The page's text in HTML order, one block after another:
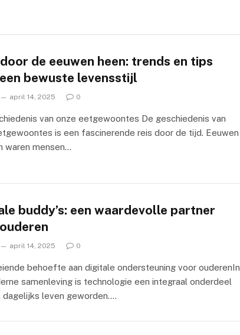
de eeuwen heen: trends en tips
bewuste levensstijl
april 14, 2025 0
van onze eetgewoontes De geschiedenis van
is een fascinerende reis door de tijd. Eeuwen
waren mensen…
buddy’s: een waardevolle partner
april 14, 2025 0
behoefte aan digitale ondersteuning voor ouderenIn
samenleving is technologie een integraal onderdeel
dagelijks leven geworden.…